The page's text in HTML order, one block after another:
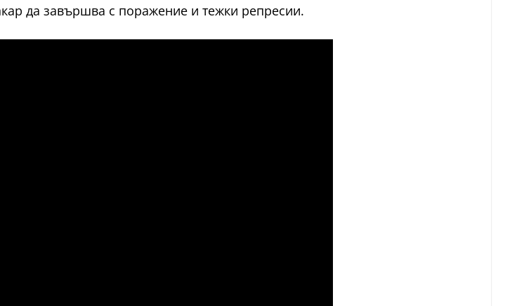
да завършва с поражение и тежки репресии.